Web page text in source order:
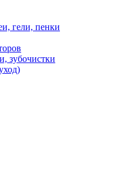
гели, пенки
зубочистки